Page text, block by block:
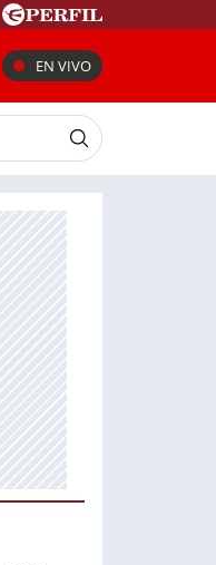
EN VIVO